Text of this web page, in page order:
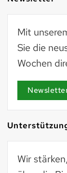
Mit
Sie die
Wochen
Wir